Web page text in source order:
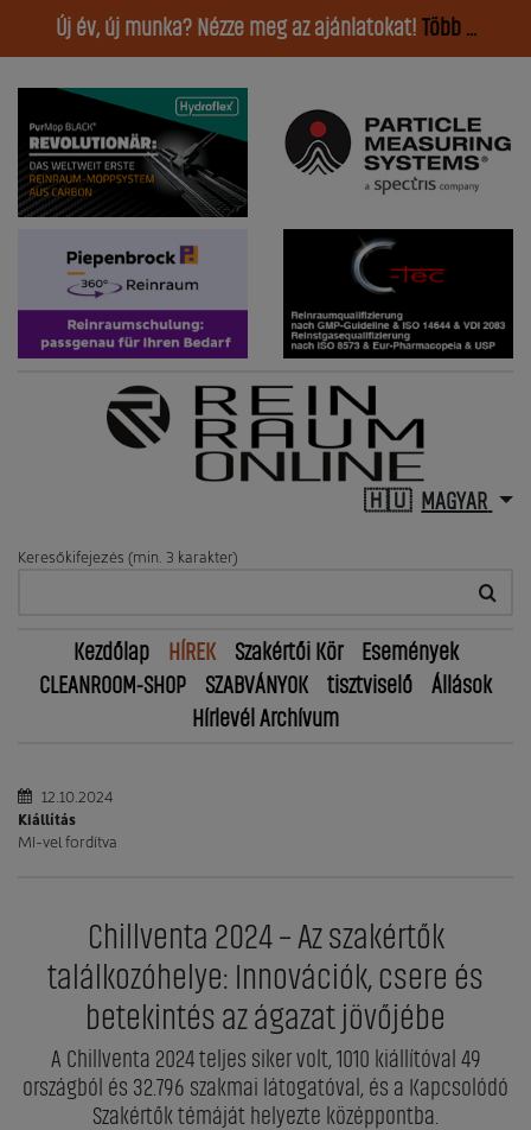
Új év, új munka? Nézze meg az ajánlatokat! Több ...
MAGYAR
Keresőkifejezés (min. 3 karakter)
Kezdőlap HÍREK Szakértői Kör
Események
CLEANROOM-SHOP
SZABVÁNYOK tisztviselő
Állások
Hírlevél Archívum
12.10.2024
Kiállítás
MI-vel fordítva
Chillventa 2024 – Az szakértők
találkozóhelye: Innovációk, csere és
betekintés az ágazat jövőjébe
A Chillventa 2024 teljes siker volt, 1010 kiállítóval 49
országból és 32.796 szakmai látogatóval, és a Kapcsolódó
Szakértők témáját helyezte középpontba.